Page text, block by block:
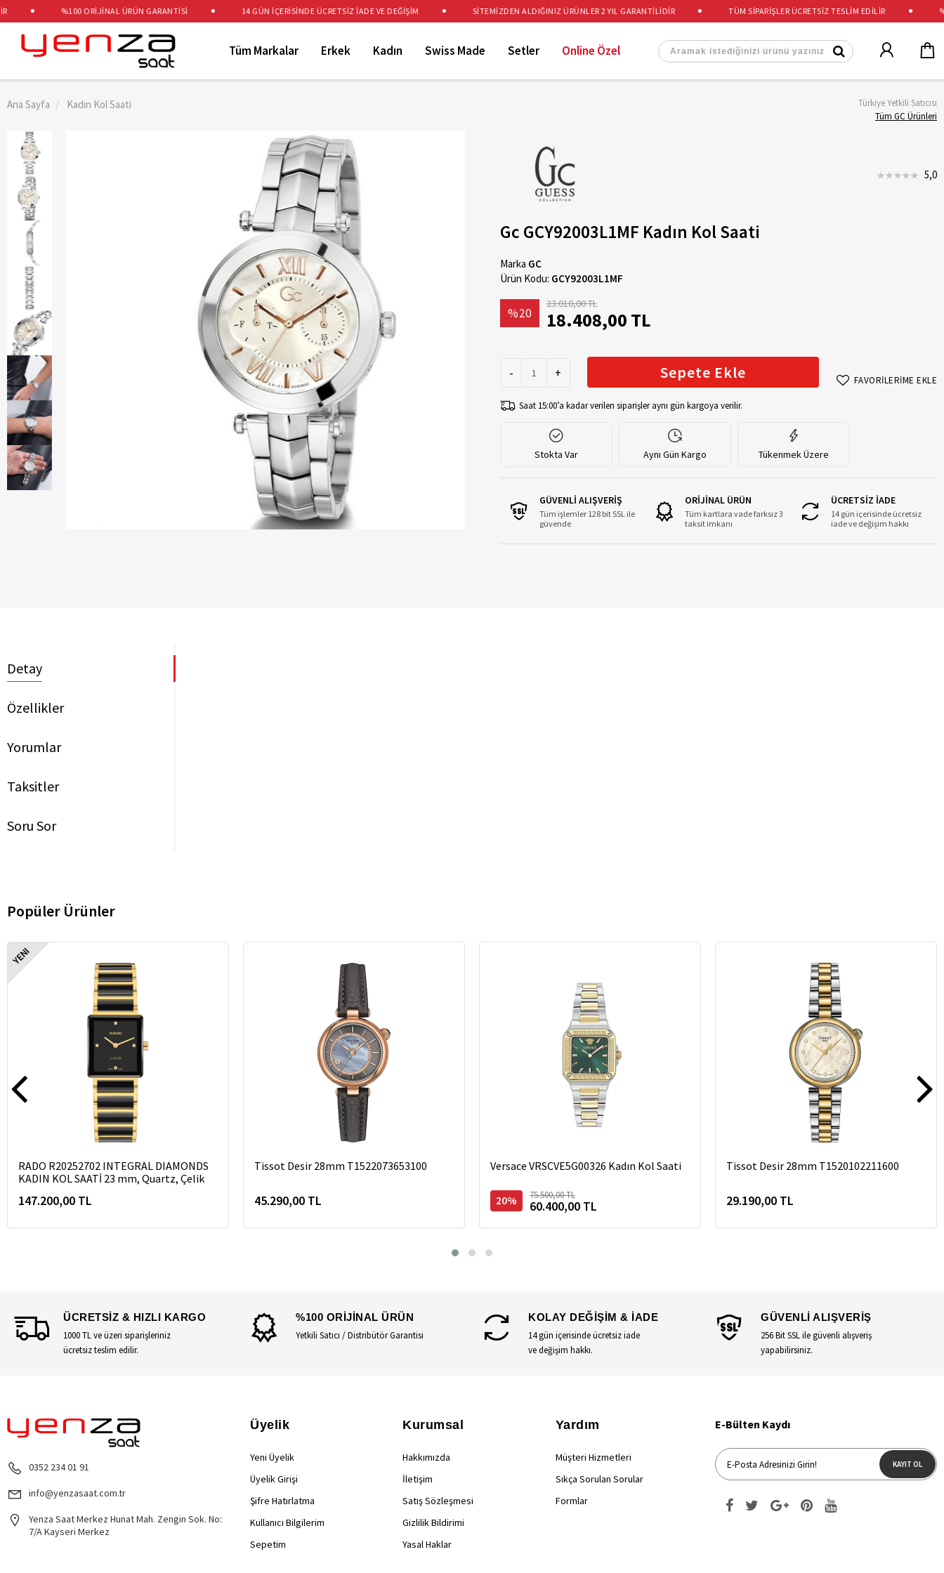
TÜM SİPARİŞLER ÜCRETSİZ TESLİM EDİLİR
%100 ORİJİNAL ÜRÜN GARANTİSİ 14 GÜN İÇERİSİNDE ÜCRETSİZ İADE VE DEĞİŞİM SİTEMİZDEN ALDIĞINIZ ÜRÜNLER 2 YIL GARANTİLİDİR
Tüm Markalar Erkek Kadın Swiss Made Setler Online Özel
Ana Sayfa Kadın Kol Saati
Türkiye Yetkili Satıcısı
Tüm GC Ürünleri
5,0
Gc GCY92003L1MF Kadın Kol Saati
Marka GC
Ürün Kodu: GCY92003L1MF
%20
23.010,00 TL
18.408,00 TL
- + Sepete Ekle FAVORİLERİME EKLE
Saat 15:00’a kadar verilen siparişler aynı gün kargoya verilir.
Stokta Var Aynı Gün Kargo Tükenmek Üzere
GÜVENLİ ALIŞVERİŞ
Tüm işlemler 128 bit SSL ile
güvende
ORİJİNAL ÜRÜN
Tüm kartlara vade farksız 3
taksit imkanı
ÜCRETSİZ İADE
14 gün içerisinde ücretsiz
iade ve değişim hakkı
Detay
Özellikler
Yorumlar
Taksitler
Soru Sor
Popüler Ürünler
YENI
RADO R20252702 INTEGRAL DIAMONDS
KADIN KOL SAATİ 23 mm, Quartz, Çelik
147.200,00 TL
Tissot Desir 28mm T1522073653100
45.290,00 TL
Versace VRSCVE5G00326 Kadın Kol Saati
20% 75.500,00 TL
60.400,00 TL
Tissot Desir 28mm T1520102211600
29.190,00 TL
ÜCRETSİZ & HIZLI KARGO
1000 TL ve üzeri siparişleriniz
ücretsiz teslim edilir.
%100 ORİJİNAL ÜRÜN
Yetkili Satıcı / Distribütör Garantisi
KOLAY DEĞİŞİM & İADE
14 gün içerisinde ücretsiz iade
ve değişim hakkı.
GÜVENLİ ALIŞVERİŞ
256 Bit SSL ile güvenli alışveriş
yapabilirsiniz.
0352 234 01 91
info@yenzasaat.com.tr
Yenza Saat Merkez Hunat Mah. Zengin Sok. No:
7/A Kayseri Merkez
Üyelik
Yeni Üyelik
Üyelik Girişi
Şifre Hatırlatma
Kullanıcı Bilgilerim
Sepetim
Kurumsal
Hakkımızda
İletişim
Satış Sözleşmesi
Gizlilik Bildirimi
Yasal Haklar
Yardım
Müşteri Hizmetleri
Sıkça Sorulan Sorular
Formlar
E-Bülten Kaydı
KAYIT OL